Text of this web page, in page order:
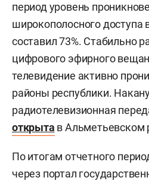
период уровень
широкополосного доступа
составил 73%. Стабильно
цифрового эфирного
телевидение активно
районы республики.
радиотелевизионная
открыта в Альметьевском
По итогам отчетного
через портал